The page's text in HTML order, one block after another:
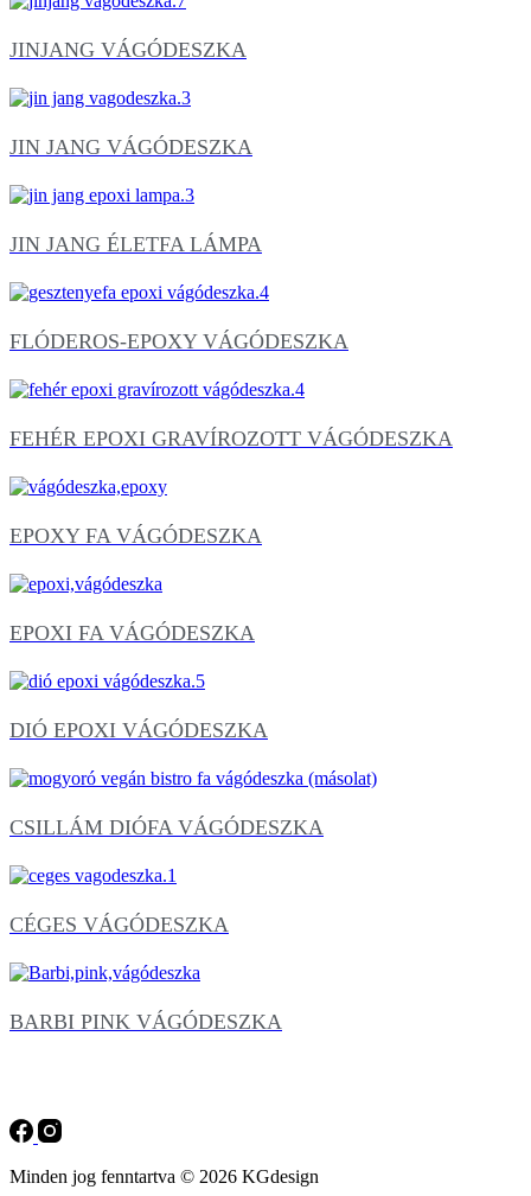
JINJANG VÁGÓDESZKA
JIN JANG VÁGÓDESZKA
JIN JANG ÉLETFA LÁMPA
FLÓDEROS-EPOXY VÁGÓDESZKA
FEHÉR EPOXI GRAVÍROZOTT VÁGÓDESZKA
EPOXY FA VÁGÓDESZKA
EPOXI FA VÁGÓDESZKA
DIÓ EPOXI VÁGÓDESZKA
CSILLÁM DIÓFA VÁGÓDESZKA
CÉGES VÁGÓDESZKA
BARBI PINK VÁGÓDESZKA
Minden jog fenntartva © 2026 KGdesign